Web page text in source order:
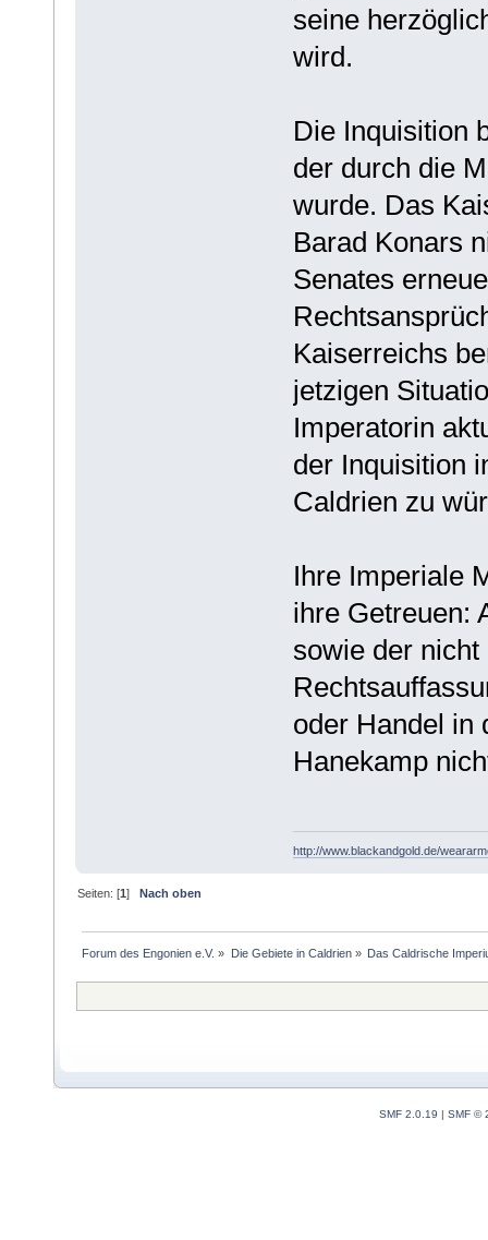
seine
wird.
Die Inquisition
der durch die
wurde. Das
Barad Konars
Senates
Kaiserreichs
jetzigen
Imperatorin
der Inquisition
Caldrien zu
Ihre Imperiale
ihre Getreuen:
sowie der
oder Handel in
Hanekamp
http://www.blackandgold.de/
Seiten: [1] Nach oben
Forum des Engonien e.V. » Die Gebiete in Caldrien» Das Caldrische
SMF 2.0.19 | SMF ©